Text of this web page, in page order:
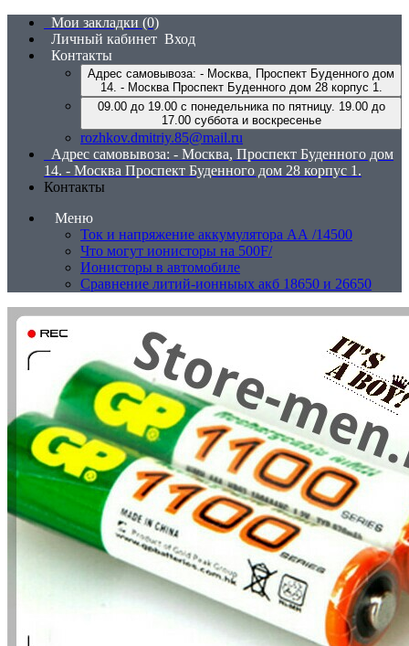
Мои закладки (0)
Личный кабинет Вход
Контакты
Адрес самовывоза: - Москва, Проспект Буденного дом
14. - Москва Проспект Буденного дом 28 корпус 1.
09.00 до 19.00 с понедельника по пятницу. 19.00 до
17.00 суббота и воскресенье
rozhkov.dmitriy.85@mail.ru
Адрес самовывоза: - Москва, Проспект Буденного дом
14. - Москва Проспект Буденного дом 28 корпус 1.
Контакты
Меню
Ток и напряжение аккумулятора АА /14500
Что могут ионисторы на 500F/
Ионисторы в автомобиле
Сравнение литий-ионныых акб 18650 и 26650